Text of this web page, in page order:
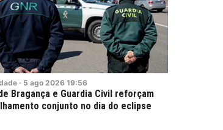
· 5 ago 2026 19:56
Bragança e Guardia Civil reforçam
conjunto no dia do eclipse